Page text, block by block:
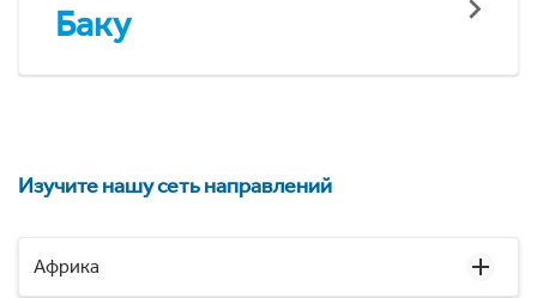
Баку
Изучите нашу сеть направлений
Африка